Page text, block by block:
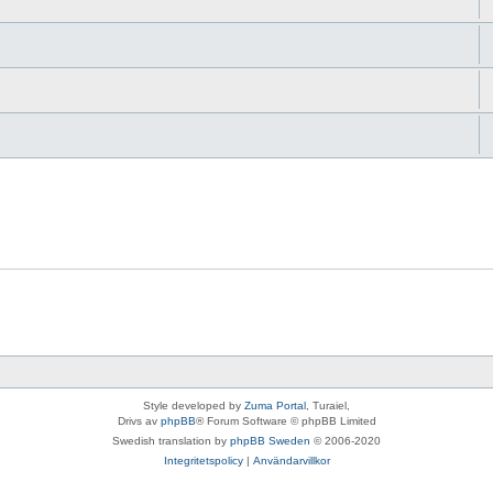
Style developed by Zuma Portal , Turaiel,
Drivs av phpBB® Forum Software © phpBB Limited
Swedish translation by phpBB Sweden © 2006-2020
Integritetspolicy| Användarvillkor